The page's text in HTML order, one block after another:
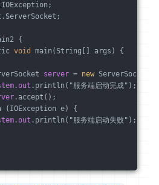
{
void
main(String[] args) {
server = new ServerSocket(
.out .println("服务端启动完成");
.accept();
e) {
.out .println("服务端启动失败");